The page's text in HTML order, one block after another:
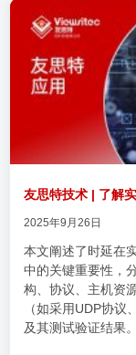
友思特技术 | 了解
2025年9月26日
本文阐述了时延在
中的关键重要性，
构、协议、主机资
（如采用UDP协
及其测试验证结果。